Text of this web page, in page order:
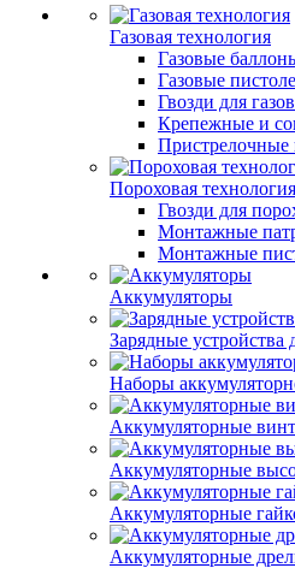
Газовая технология
Газовые
Газовые
Гвозди для
Крепежные и
Пристрелочные
Пороховая технология
Гвозди для
Монтажные
Монтажные
Аккумуляторы
Зарядные устройства
Наборы
Аккумуляторные
Аккумуляторные
Аккумуляторные
Аккумуляторные